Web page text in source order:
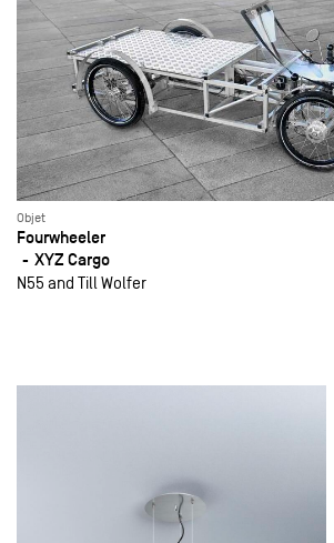
Objet
Fourwheeler
XYZ Cargo
N55 and Till Wolfer